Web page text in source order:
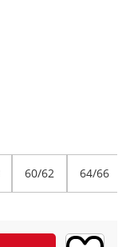
60/62 64/66